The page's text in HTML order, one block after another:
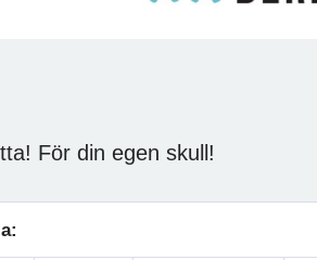
För din egen skull!